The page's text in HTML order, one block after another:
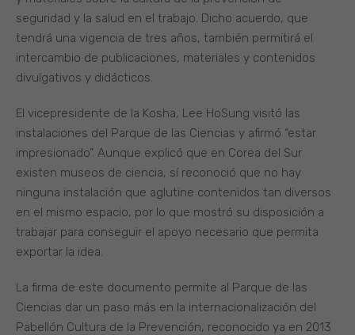
seguridad y la salud en el trabajo. Dicho acuerdo, que
tendrá una vigencia de tres años, también permitirá el
intercambio de publicaciones, materiales y contenidos
divulgativos y didácticos.
El vicepresidente de la Kosha, Lee HoSung visitó las
instalaciones del Parque de las Ciencias y afirmó “estar
impresionado”. Aunque explicó que en Corea del Sur
existen museos de ciencia, sí reconoció que no hay
ninguna instalación que aglutine contenidos tan diversos
en el mismo espacio, por lo que mostró su disposición a
trabajar para conseguir el apoyo necesario que permita
exportar la idea.
La firma de este documento permite al Parque de las
Ciencias dar un paso más en la internacionalización del
Pabellón Cultura de la Prevención, reconocido ya en 2013